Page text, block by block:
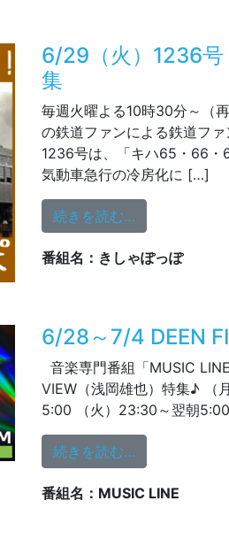
6/29（火）1236
集
毎週火曜よる10時30分～（
の鉄道ファンによる鉄道フ
1236号は、「キハ65・66・
気動車急行の冷房化に […]
続きを読む…
番組名：きしゃぽっぽ
6/28～7/4 DEEN
音楽専門番組「MUSIC
VIEW（浅岡雄也）特集♪
5:00 （火）23:30～翌朝
続きを読む…
番組名：MUSIC LINE